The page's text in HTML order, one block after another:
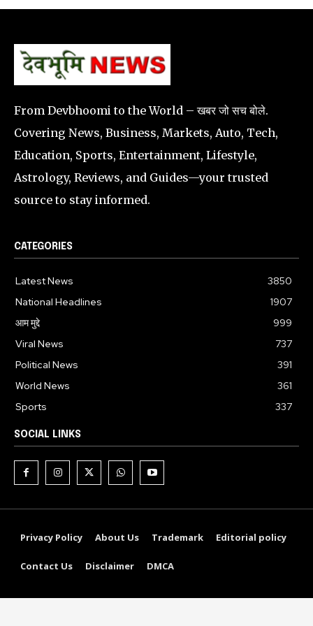
From Devbhoomi to the World – खबर जो सच बोले.
Covering News, Business, Markets, Auto, Tech,
Education, Sports, Entertainment, Lifestyle,
Astrology, Reviews, and Guides—your trusted
source to stay informed.
CATEGORIES
Latest News
3850
National Headlines
1907
आम मुद्दे
999
Viral News
737
Political News
391
World News
361
Sports
337
SOCIAL LINKS
Privacy Policy About Us Trademark Editorial policy
Contact Us Disclaimer DMCA